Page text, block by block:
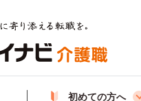
初めての方へ